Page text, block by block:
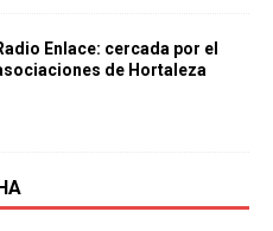
Enlace: cercada por el
de Hortaleza